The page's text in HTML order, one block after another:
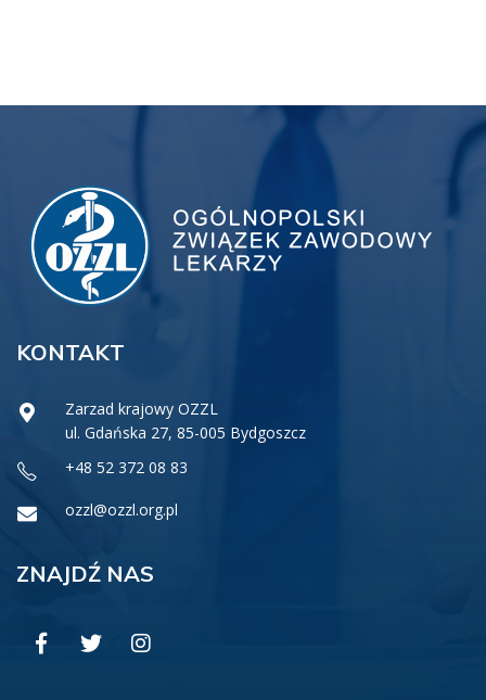
KONTAKT
Zarzad krajowy OZZL
ul. Gdańska 27, 85-005 Bydgoszcz
+48 52 372 08 83
ozzl@ozzl.org.pl
ZNAJDŹ NAS